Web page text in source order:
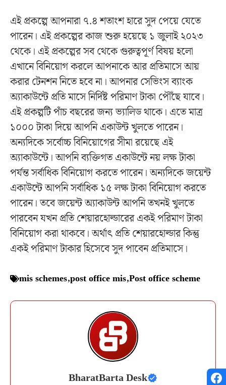
এই প্রকল্পে আপনারা ৭.৪ শতাংশ হারে সুদ পেয়ে যেতে
পারেন। এই প্রকল্পের কাজ শুরু হয়েছে ১ জুলাই ২০২৩
থেকে। এই প্রকল্পের সব থেকে গুরুত্বপূর্ণ বিষয় হলো
এখানে বিনিয়োগ করলে আপনাকে আর প্রতিমাসে আয়
করার টেনশন নিতে হবে না। আপনার সেভিংস ব্যাংক
অ্যাকাউন্টে প্রতি মাসে নির্দিষ্ট পরিমাণ টাকা পৌঁছে যাবে।
এই প্রকল্পটি পাঁচ বছরের জন্য ভ্যালিড থাকে। এতে মাত্র
১০০০ টাকা দিয়ে আপনি একাউন্ট খুলতে পারেন।
অন্যদিকে সর্বোচ্চ বিনিয়োগের সীমা রয়েছে এই
অ্যাকাউন্টে। আপনি ব্যক্তিগত একাউন্টে নয় লক্ষ টাকা
পর্যন্ত সর্বাধিক বিনিয়োগ করতে পারেন। অন্যদিকে জয়েন্ট
একাউন্টে আপনি সর্বাধিক ১৫ লক্ষ টাকা বিনিয়োগ করতে
পারেন। তবে জয়েন্ট অ্যাকাউন্ট আপনি তখনই খুলতে
পারবেন যখন প্রতি শেয়ারহোল্ডারের একই পরিমাণ টাকা
বিনিয়োগ করা থাকবে। অর্থাৎ প্রতি শেয়ারহোল্ডার কিন্তু
একই পরিমাণ টাকার হিসেবে সুদ পাবেন প্রতিমাসে।
mis schemes,post office mis,Post office scheme
BharatBarta Desk